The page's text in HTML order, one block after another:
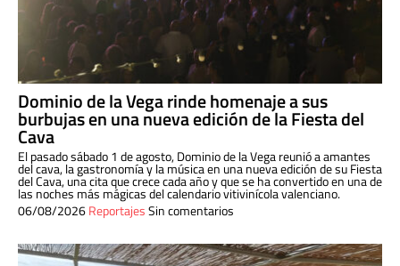
Dominio de la Vega rinde homenaje a sus
burbujas en una nueva edición de la Fiesta del
Cava
El pasado sábado 1 de agosto, Dominio de la Vega reunió a amantes
del cava, la gastronomía y la música en una nueva edición de su Fiesta
del Cava, una cita que crece cada año y que se ha convertido en una de
las noches más mágicas del calendario vitivinícola valenciano.
06/08/2026ReportajesSin comentarios